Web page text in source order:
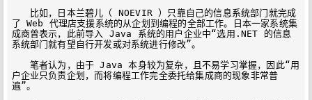
比如，日本兰碧儿（ NOEVIR ）只靠自己的信息系统部门就完成
了 Web 代理店支援系统的从企划到编程的全部工作。日本一家系统集
成商曾表示，此前导入 Java 系统的用户企业中“选用.NET 的信息
系统部门就有望自行开发或对系统进行修改”。
笔者认为，由于 Java 本身较为复杂，且不易学习掌握，因此“用
户企业只负责企划，而将编程工作完全委托给集成商的现象非常普
遍”。